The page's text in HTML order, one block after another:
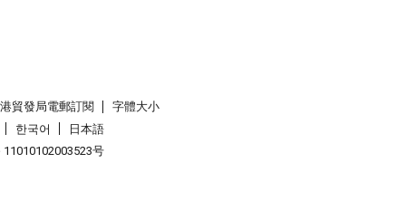
貿發局電郵訂閱
字體大小
한국어
日本語
号